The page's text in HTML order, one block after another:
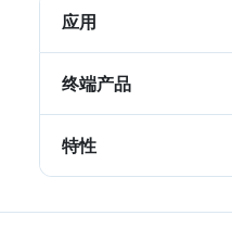
应用
终端产品
特性